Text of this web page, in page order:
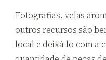
Fotografias, velas
outros recursos são
local e deixá-lo com a